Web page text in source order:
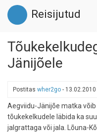
Liigu
edasi
põhisisu
Reisijutud
Jänijõele
Postitas wher2go -
Aegviidu-Jänijõe matka võib
tõukekelkudele läbida ka
jalgrattaga või jala. Lõuna-